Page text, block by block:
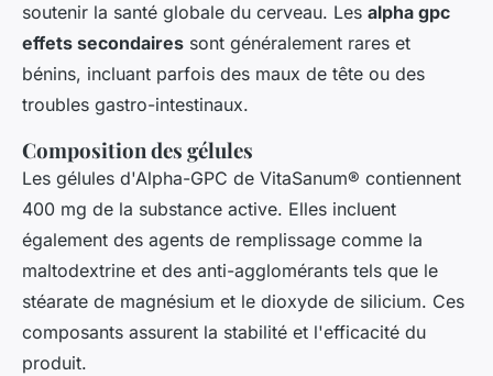
soutenir la santé globale du cerveau. Les alpha gpc
effets secondaires sont généralement rares et
bénins, incluant parfois des maux de tête ou des
troubles gastro-intestinaux.
Composition des gélules
Les gélules d'Alpha-GPC de VitaSanum® contiennent
400 mg de la substance active. Elles incluent
également des agents de remplissage comme la
maltodextrine et des anti-agglomérants tels que le
stéarate de magnésium et le dioxyde de silicium. Ces
composants assurent la stabilité et l'efficacité du
produit.